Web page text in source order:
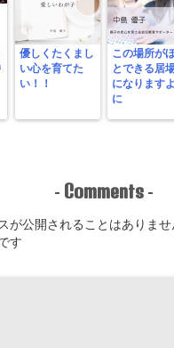
優しくたくまし
い心を育てた
い！！
この場所が
とできる居
になります
に
- Comments -
が公開されることはありませ
す